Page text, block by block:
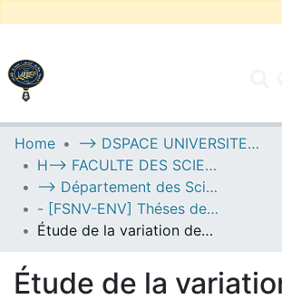
UNIVERSITY OF D.L SIDI BEL
Communities & Collections
All of DSpace
Statistics
Home
--> DSPACE UNIVERSITE DJILALLI LIABES DE SIDI BEL ABBES
H--> FACULTE DES SCIENCES DE LA NATURE ET DE LA VIE
--> Département des Sciences de l’Environnement
- [FSNV-ENV] Théses de Master II
Étude de la variation des composés phénoliques chez quelques Astéracées de la région de Sidi bel Abbés
Étude de la